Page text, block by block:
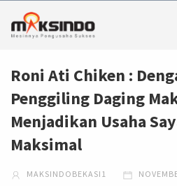
Roni Ati Chiken :
Penggiling Daging
Menjadikan Usaha
Maksimal
MAKSINDOBEKASI1